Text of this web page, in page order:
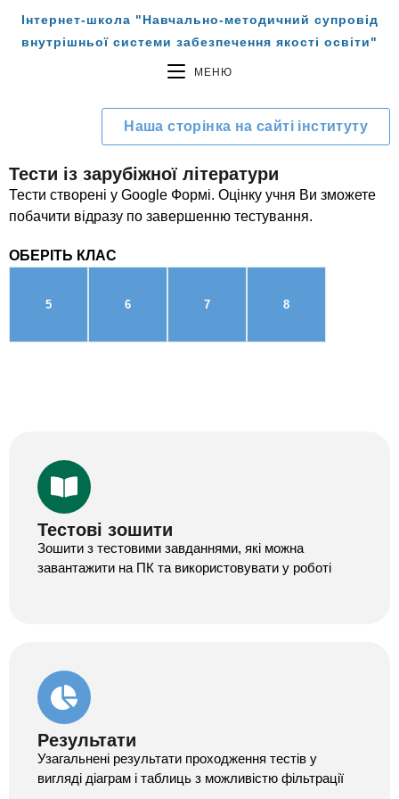
Інтернет-школа "Навчально-методичний супровід
внутрішньої системи забезпечення якості освіти"
МЕНЮ
Наша сторінка на сайті інституту
Тести із зарубіжної літератури
Тести створені у Google Формі. Оцінку учня Ви зможете
побачити відразу по завершенню тестування.
ОБЕРІТЬ КЛАС
5 6 7 8
Тестові зошити
Зошити з тестовими завданнями, які можна
завантажити на ПК та використовувати у роботі
Результати
Узагальнені результати проходження тестів у
вигляді діаграм і таблиць з можливістю фільтрації